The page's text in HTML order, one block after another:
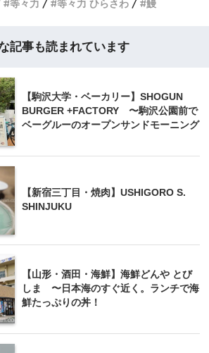
等々力 等々力 ひらさわ 鰻
記事も読まれています
【駒沢大学・ベーカリー】SHOGUN
BURGER +FACTORY 〜駒沢公園前で
ベーグルーのオープンサンドモーニング
【新宿三丁目・焼肉】USHIGORO S.
SHINJUKU
【山形・酒田・海鮮】海鮮どんや とび
しま 〜日本海のすぐ近く。ランチで海
鮮たっぷりの丼！